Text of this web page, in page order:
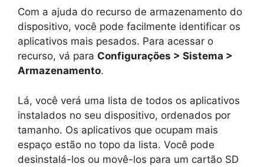
Com a ajuda do recurso de armazenamento do
dispositivo, você pode facilmente identificar os
aplicativos mais pesados. Para acessar o
recurso, vá para Configurações > Sistema >
Armazenamento.
Lá, você verá uma lista de todos os aplicativos
instalados no seu dispositivo, ordenados por
tamanho. Os aplicativos que ocupam mais
espaço estão no topo da lista. Você pode
desinstalá-los ou movê-los para um cartão SD